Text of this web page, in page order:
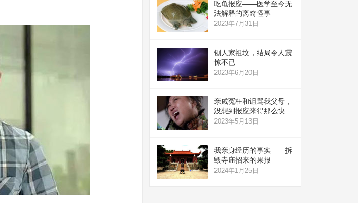
吃龟报应——医学至今无
法解释的离奇怪事
2023年7月31日
刨人家祖坟，结局令人震
惊不已
2023年6月20日
亲戚冤枉和诅骂我父母，
没想到报应来得那么快
2023年5月13日
我亲身经历的事实——拆
毁寺庙招来的果报
2024年1月25日